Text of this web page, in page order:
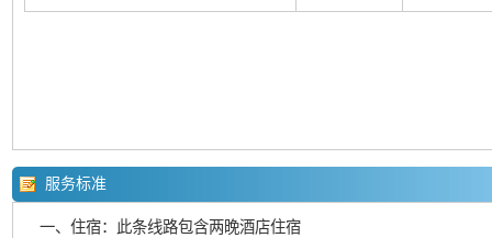
服务标准
一、住宿：此条线路包含两晚酒店住宿